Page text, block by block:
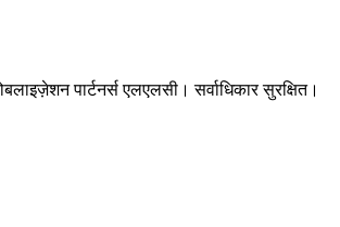
पार्टनर्स एलएलसी। सर्वाधिकार सुरक्षित।​​